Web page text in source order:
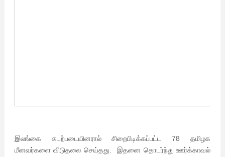
இலங்கை கடற்படையினரால் சிறைபிடிக்கப்பட்ட 78 தமிழக
மீனவர்களை விடுதலை செய்தது. இதனை தொடர்ந்து ஊர்க்காவல்